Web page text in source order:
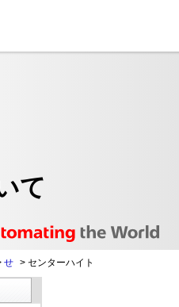
て
せ > センターハイト